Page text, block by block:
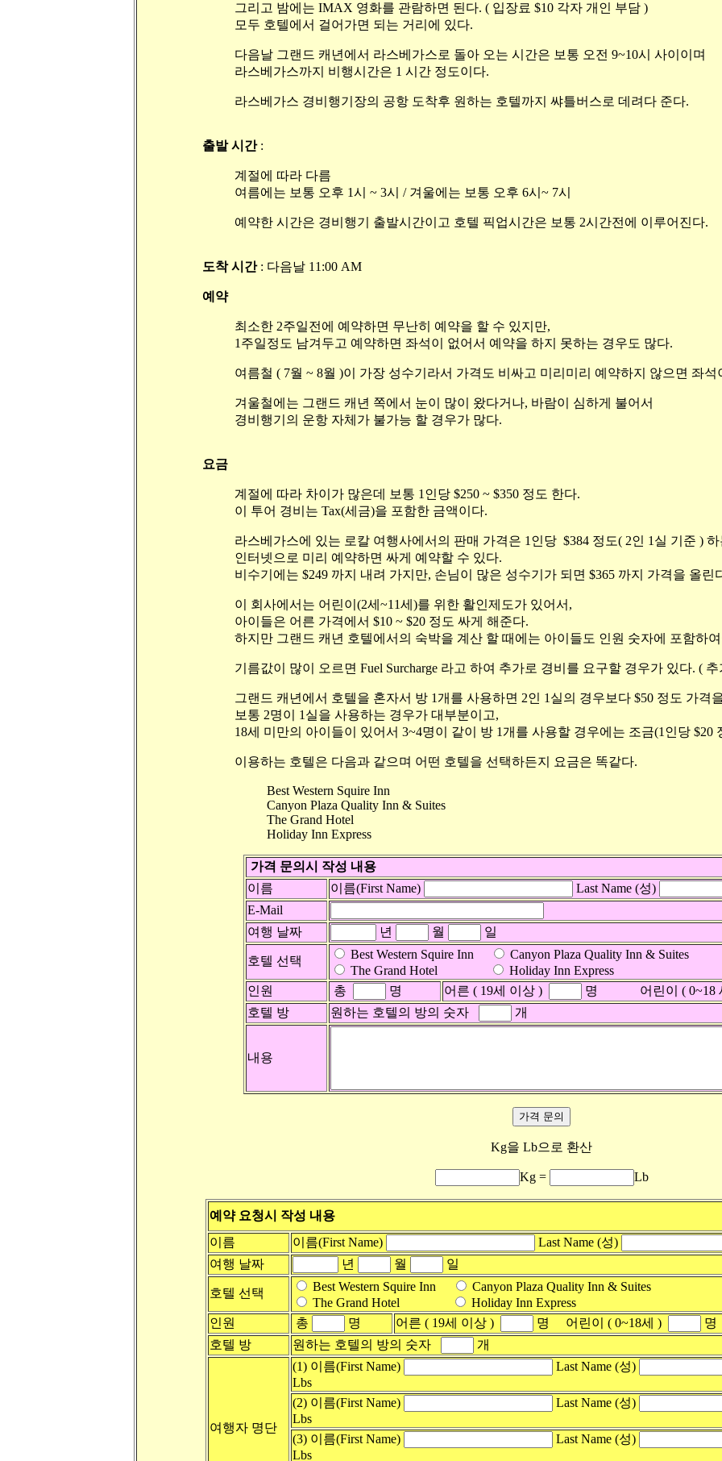
그리고 밤에는 IMAX 영화를 관람하면 된다. ( 입장료 $10 각자 개인 부담 )
모두 호텔에서 걸어가면 되는 거리에 있다.
다음날 그랜드 캐년에서 라스베가스로 돌아 오는 시간은 보통 오전 9~10시 사이이며
라스베가스까지 비행시간은 1 시간 정도이다.
라스베가스 경비행기장의 공항 도착후 원하는 호텔까지 쌰틀버스로 데려다 준다.
출발 시간:
계절에 따라 다름
여름에는 보통 오후 1시 ~ 3시 / 겨울에는 보통 오후 6시~ 7시
예약한 시간은 경비행기 출발시간이고 호텔 픽업시간은 보통 2시간전에 이루어진다.
도착 시간: 다음날 11:00 AM
예약
최소한 2주일전에 예약하면 무난히 예약을 할 수 있지만,
1주일정도 남겨두고 예약하면 좌석이 없어서 예약을 하지 못하는 경우도 많다.
여름철 ( 7월 ~ 8월 )이 가장 성수기라서 가격도 비싸고 미리미리 예약하지 않으면 좌석
겨울철에는 그랜드 캐년 쪽에서 눈이 많이 왔다거나, 바람이 심하게 불어서
경비행기의 운항 자체가 불가능 할 경우가 많다.
요금
계절에 따라 차이가 많은데 보통 1인당 $250 ~ $350 정도 한다.
이 투어 경비는 Tax(세금)을 포함한 금액이다.
라스베가스에 있는 로칼 여행사에서의 판매 가격은 1인당 $384 정도( 2인 1실 기준 ) 하
인터넷으로 미리 예약하면 싸게 예약할 수 있다.
비수기에는 $249 까지 내려 가지만, 손님이 많은 성수기가 되면 $365 까지 가격을 올린
이 회사에서는 어린이(2세~11세)를 위한 활인제도가 있어서,
아이들은 어른 가격에서 $10 ~ $20 정도 싸게 해준다.
하지만 그랜드 캐년 호텔에서의 숙박을 계산 할 때에는 아이들도 인원 숫자에 포함하
기름값이 많이 오르면 Fuel Surcharge 라고 하여 추가로 경비를 요구할 경우가 있다. (
그랜드 캐년에서 호텔을 혼자서 방 1개를 사용하면 2인 1실의 경우보다 $50 정도 가격
보통 2명이 1실을 사용하는 경우가 대부분이고,
18세 미만의 아이들이 있어서 3~4명이 같이 방 1개를 사용할 경우에는 조금(1인당 $20
이용하는 호텔은 다음과 같으며 어떤 호텔을 선택하든지 요금은 똑같다.
Best Western Squire Inn
Canyon Plaza Quality Inn & Suites
The Grand Hotel
Holiday Inn Express
가격 문의시 작성 내용
이름
이름(First Name)
Last Name (성)
E-Mail
여행 날짜
년 월 일
호텔 선택 Best Western Squire Inn
Canyon Plaza Quality Inn & Suites
The Grand Hotel
Holiday Inn Express
인원
총 명 어른 ( 19세 이상 ) 명 어린이 ( 0~18
호텔 방
원하는 호텔의 방의 숫자 개
내용
Kg을 Lb으로 환산
Kg = Lb
예약 요청시 작성 내용
이름
이름(First Name)
Last Name (성)
여행 날짜
년 월 일
호텔 선택 Best Western Squire Inn
Canyon Plaza Quality Inn & Suites
The Grand Hotel
Holiday Inn Express
인원
총 명 어른 ( 19세 이상 ) 명 어린이 ( 0~18세 )
명
호텔 방
원하는 호텔의 방의 숫자 개
여행자 명단
(1) 이름(First Name) Last Name (성)
Lbs
(2) 이름(First Name)
Last Name (성)
Lbs
(3) 이름(First Name)
Last Name (성)
Lbs